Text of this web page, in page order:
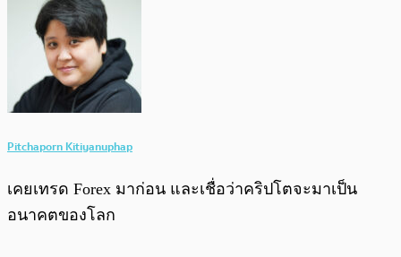
Pitchaporn Kitiyanuphap
เคยเทรด Forex มาก่อน และเชื่อว่าคริปโตจะมาเป็น
อนาคตของโลก